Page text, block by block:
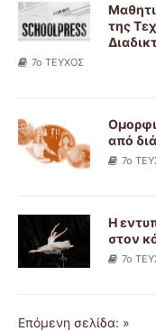
της
7ο ΤΕΥΧΟΣ
από
7ο
Η
στον
7ο
Επόμενη σελίδα: »